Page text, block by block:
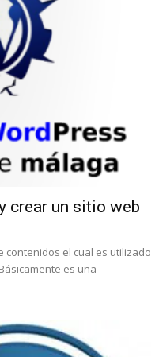
crear un sitio web
contenidos el cual es utilizado
es una